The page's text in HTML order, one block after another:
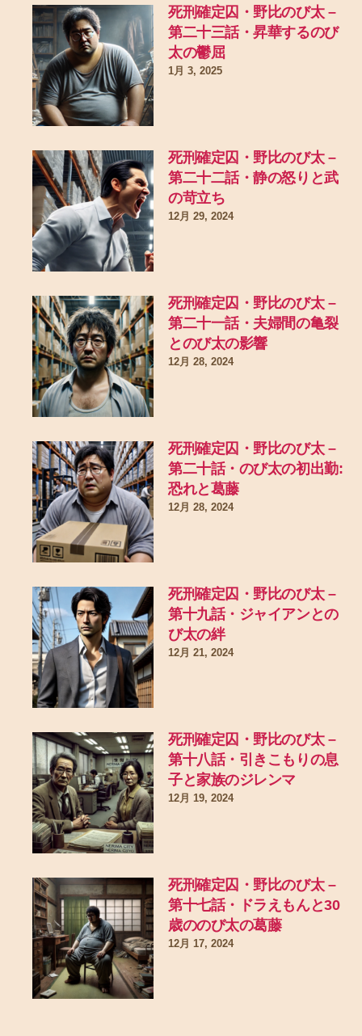
死刑確定囚・野比のび太 –
第二十三話・昇華するのび
太の鬱屈
1月 3, 2025
死刑確定囚・野比のび太 –
第二十二話・静の怒りと武
の苛立ち
12月 29, 2024
死刑確定囚・野比のび太 –
第二十一話・夫婦間の亀裂
とのび太の影響
12月 28, 2024
死刑確定囚・野比のび太 –
第二十話・のび太の初出勤:
恐れと葛藤
12月 28, 2024
死刑確定囚・野比のび太 –
第十九話・ジャイアンとの
び太の絆
12月 21, 2024
死刑確定囚・野比のび太 –
第十八話・引きこもりの息
子と家族のジレンマ
12月 19, 2024
死刑確定囚・野比のび太 –
第十七話・ドラえもんと30
歳ののび太の葛藤
12月 17, 2024